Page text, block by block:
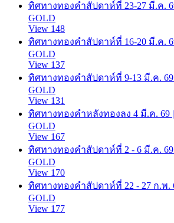
ทิศทางทองคำสัปดาห์ที่ 23-27 มี.ค.
GOLD
View 148
ทิศทางทองคำสัปดาห์ที่ 16-20 มี.ค.
GOLD
View 137
ทิศทางทองคำสัปดาห์ที่ 9-13 มี.ค. 69
GOLD
View 131
ทิศทางทองคำหลังทองลง 4 มี.ค. 69 |
GOLD
View 167
ทิศทางทองคำสัปดาห์ที่ 2 - 6 มี.ค. 69
GOLD
View 170
ทิศทางทองคำสัปดาห์ที่ 22 - 27 ก.พ.
GOLD
View 177